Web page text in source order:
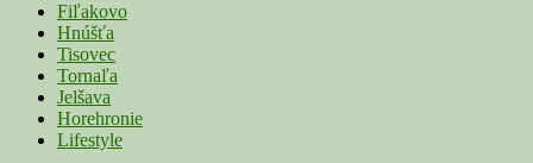
Fiľakovo
Hnúšťa
Tisovec
Tornaľa
Jelšava
Horehronie
Lifestyle